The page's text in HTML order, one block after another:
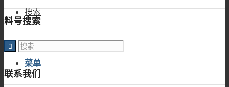
搜索
菜单
料号搜索
联系我们